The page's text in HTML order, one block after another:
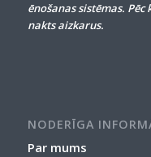
ēnošanas sistēmas.
nakts aizkarus.
NODERĪGA
Par mums